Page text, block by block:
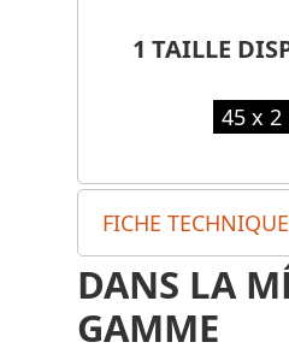
1 TAILLE
45 x 2
FICHE TECHNIQUE
DANS LA
GAMME